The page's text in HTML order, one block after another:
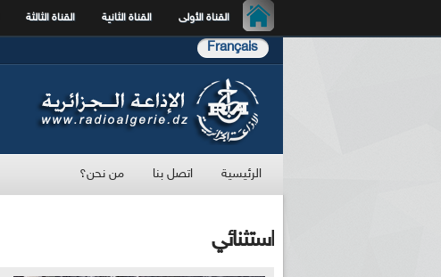
القناة الأولى القناة الثانية القناة الثالثة
Français
الرئيسية اتصل بنا من نحن؟
استثنائي